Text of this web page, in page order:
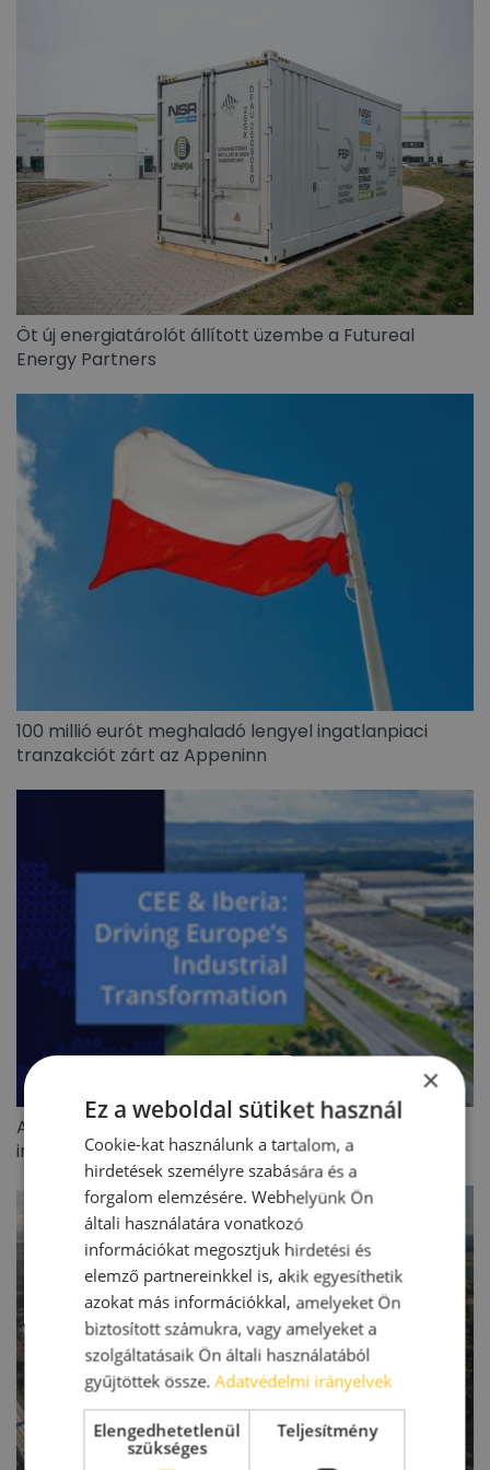
Öt új energiatárolót állított üzembe a Futureal
Energy Partners
100 millió eurót meghaladó lengyel ingatlanpiaci
tranzakciót zárt az Appeninn
A BIEF 2026 második negyedéves ipari/logisztikai
ingatlanoiaci jelentése
×
Ez a weboldal sütiket használ
Cookie-kat használunk a tartalom, a
hirdetések személyre szabására és a
forgalom elemzésére. Webhelyünk Ön
általi használatára vonatkozó
információkat megosztjuk hirdetési és
elemző partnereinkkel is, akik egyesíthetik
azokat más információkkal, amelyeket Ön
biztosított számukra, vagy amelyeket a
szolgáltatásaik Ön általi használatából
gyűjtöttek össze.Adatvédelmi irányelvek
Elengedhetetlenül
szükséges
Teljesítmény